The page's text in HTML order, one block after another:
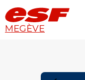
MEGÈVE